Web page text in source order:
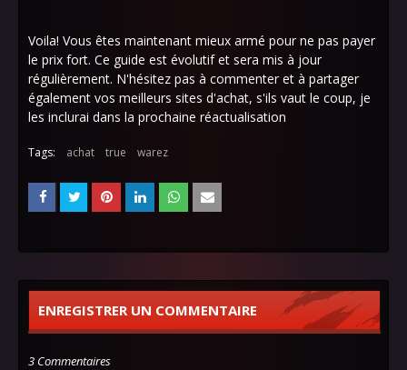
Voila! Vous êtes maintenant mieux armé pour ne pas payer
le prix fort. Ce guide est évolutif et sera mis à jour
régulièrement. N'hésitez pas à commenter et à partager
également vos meilleurs sites d'achat, s'ils vaut le coup, je
les inclurai dans la prochaine réactualisation
Tags: achat true warez
ENREGISTRER UN COMMENTAIRE
3 Commentaires